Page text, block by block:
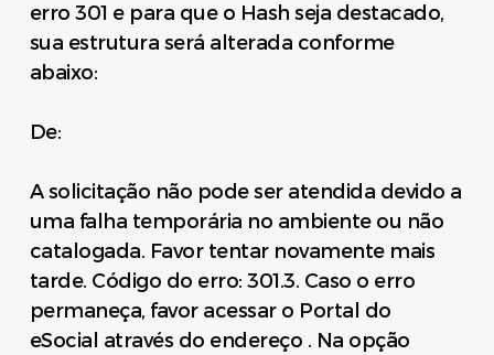
erro 301 e para que o Hash seja destacado,
sua estrutura será alterada conforme
abaixo:
De:
A solicitação não pode ser atendida devido a
uma falha temporária no ambiente ou não
catalogada. Favor tentar novamente mais
tarde. Código do erro: 301.3. Caso o erro
permaneça, favor acessar o Portal do
eSocial através do endereço . Na opção